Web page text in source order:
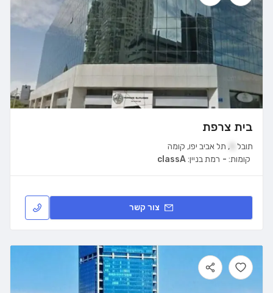
בית צרפת
תובל , תל אביב יפו, קומה
רמת בניין:classA קומות: -
צור קשר